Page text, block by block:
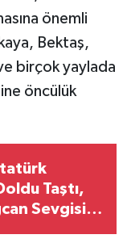
önemli
Bektaş,
birçok yaylada
öncülük
Taştı,
Sevgisi